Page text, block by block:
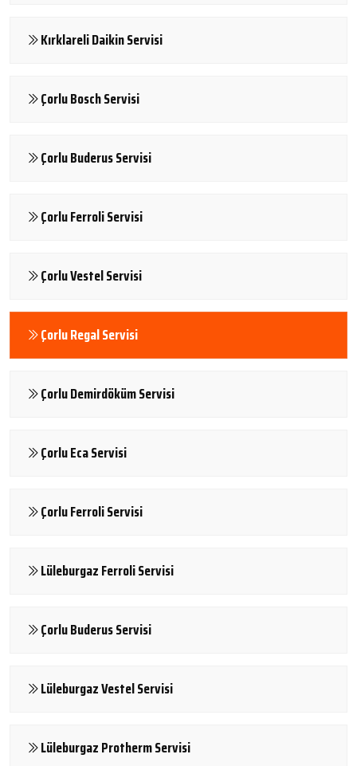
Kırklareli Daikin Servisi
Çorlu Bosch Servisi
Çorlu Buderus Servisi
Çorlu Ferroli Servisi
Çorlu Vestel Servisi
Çorlu Regal Servisi
Çorlu Demirdöküm Servisi
Çorlu Eca Servisi
Çorlu Ferroli Servisi
Lüleburgaz Ferroli Servisi
Çorlu Buderus Servisi
Lüleburgaz Vestel Servisi
Lüleburgaz Protherm Servisi